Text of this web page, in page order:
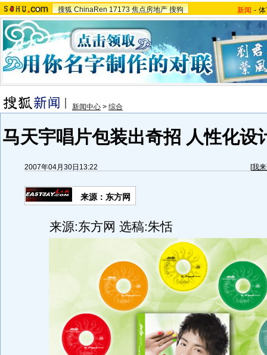
搜狐 ChinaRen 17173 焦点房地产 搜狗 新闻 -
新闻中心 > 综合
马天宇唱片包装出奇招 人性化设
2007年04月30日13:22 [我
来源：东方网
来源:东方网 选稿:朱恬